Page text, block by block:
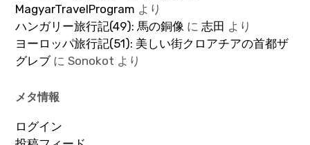
MagyarTravelProgram より
ハンガリー旅行記(49): 馬の銅像 に志田 より
ヨーロッパ旅行記(51): 美しい街クロアチアの首都ザ
グレブにSonokot より
メタ情報
ログイン